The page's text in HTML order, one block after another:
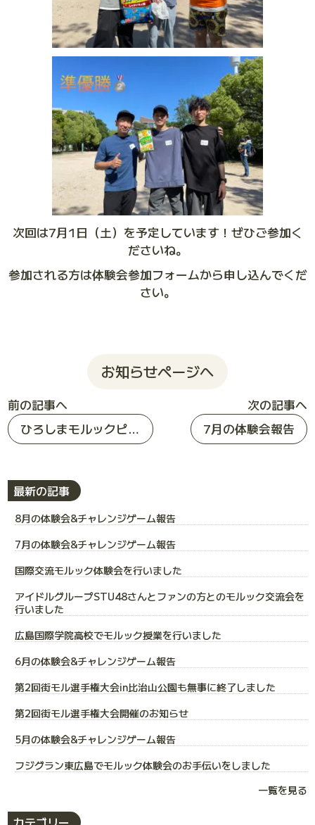
次回は7月1日（土）を予定しています！ぜひご参加く
ださいね。
参加される方は体験会参加フォームから申し込んでくだ
さい。
お知らせページへ
前の記事へ
ひろしまモルックピクニック無事終了！
次の記事へ
7月の体験会報告
最新の記事
8月の体験会&チャレンジゲーム報告
7月の体験会&チャレンジゲーム報告
国際交流モルック体験会を行いました
アイドルグループSTU48さんとファンの方とのモルック交流会を
行いました
広島国際学院高校でモルック授業を行いました
6月の体験会&チャレンジゲーム報告
第2回街モル選手権大会in比治山公園も無事に終了しました
第2回街モル選手権大会開催のお知らせ
5月の体験会&チャレンジゲーム報告
フジグラン東広島でモルック体験会のお手伝いをしました
一覧を見る